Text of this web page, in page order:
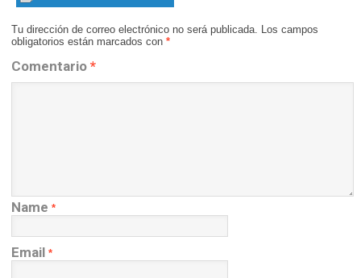
Tu dirección de correo electrónico no será publicada. Los campos
obligatorios están marcados con *
Comentario *
Name *
Email *